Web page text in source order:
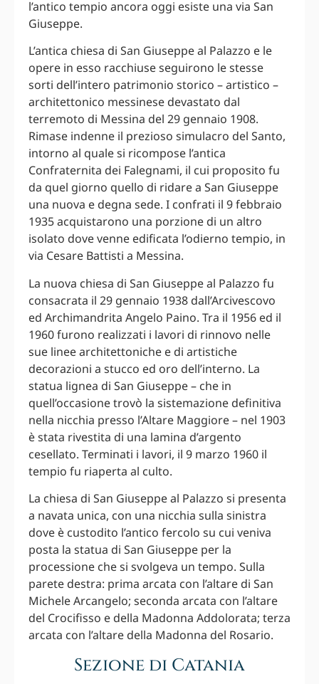
l’antico tempio ancora oggi esiste una via San
Giuseppe.
L’antica chiesa di San Giuseppe al Palazzo e le
opere in esso racchiuse seguirono le stesse
sorti dell’intero patrimonio storico – artistico –
architettonico messinese devastato dal
terremoto di Messina del 29 gennaio 1908.
Rimase indenne il prezioso simulacro del Santo,
intorno al quale si ricompose l’antica
Confraternita dei Falegnami, il cui proposito fu
da quel giorno quello di ridare a San Giuseppe
una nuova e degna sede. I confrati il 9 febbraio
1935 acquistarono una porzione di un altro
isolato dove venne edificata l’odierno tempio, in
via Cesare Battisti a Messina.
La nuova chiesa di San Giuseppe al Palazzo fu
consacrata il 29 gennaio 1938 dall’Arcivescovo
ed Archimandrita Angelo Paino. Tra il 1956 ed il
1960 furono realizzati i lavori di rinnovo nelle
sue linee architettoniche e di artistiche
decorazioni a stucco ed oro dell’interno. La
statua lignea di San Giuseppe – che in
quell’occasione trovò la sistemazione definitiva
nella nicchia presso l’Altare Maggiore – nel 1903
è stata rivestita di una lamina d’argento
cesellato. Terminati i lavori, il 9 marzo 1960 il
tempio fu riaperta al culto.
La chiesa di San Giuseppe al Palazzo si presenta
a navata unica, con una nicchia sulla sinistra
dove è custodito l’antico fercolo su cui veniva
posta la statua di San Giuseppe per la
processione che si svolgeva un tempo. Sulla
parete destra: prima arcata con l’altare di San
Michele Arcangelo; seconda arcata con l’altare
del Crocifisso e della Madonna Addolorata; terza
arcata con l’altare della Madonna del Rosario.
Sezione di Catania